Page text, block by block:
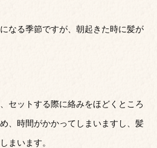
なる季節ですが、朝起きた時に髪が
セットする際に絡みをほどくところ
、時間がかかってしまいますし、髪
まいます。